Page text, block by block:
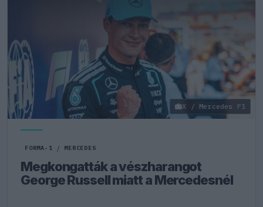
X / Mercedes F1
FORMA-1 / MERCEDES
Megkongatták a vészharangot
George Russell miatt a Mercedesnél